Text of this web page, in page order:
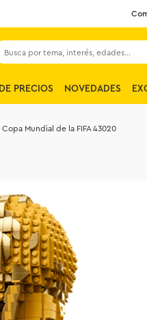
por tema, interés, edades...
PRECIOS NOVEDADES
Mundial de la FIFA 43020